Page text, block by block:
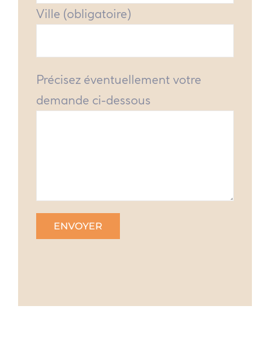
Ville (obligatoire)
Précisez éventuellement votre
demande ci-dessous